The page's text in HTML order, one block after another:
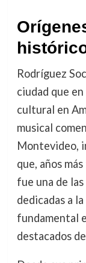
Rodríguez
ciudad que
cultural en
musical
Montevideo,
que, años
fue una de
dedicadas a
fundamental
destacados